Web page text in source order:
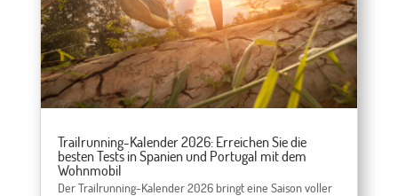
Trailrunning-Kalender 2026: Erreichen Sie die
besten Tests in Spanien und Portugal mit dem
Wohnmobil
Der Trailrunning-Kalender 2026 bringt eine Saison voller